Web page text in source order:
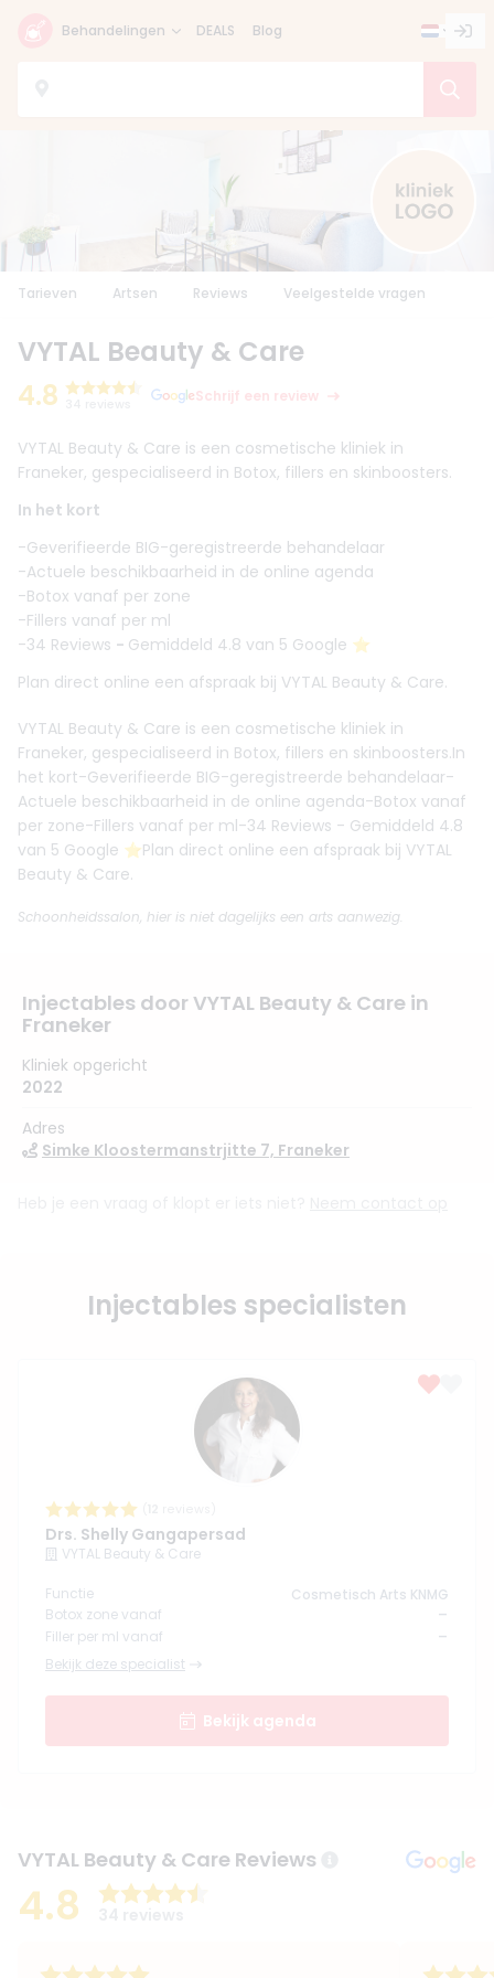
Behandelingen DEALS Blog
Tarieven Artsen Reviews Veelgestelde vragen
VYTAL Beauty & Care
4.8
Schrijf een review
VYTAL Beauty & Care is een cosmetische kliniek in
Franeker, gespecialiseerd in Botox, fillers en skinboosters.
In het kort
-Geverifieerde BIG-geregistreerde behandelaar
-Actuele beschikbaarheid in de online agenda
-Botox vanaf per zone
-Fillers vanaf per ml
-34 Reviews - Gemiddeld 4.8 van 5 Google ⭐️
Plan direct online een afspraak bij VYTAL Beauty & Care.
VYTAL Beauty & Care is een cosmetische kliniek in
Franeker, gespecialiseerd in Botox, fillers en skinboosters.In
het kort-Geverifieerde BIG-geregistreerde behandelaar-
Actuele beschikbaarheid in de online agenda-Botox vanaf
per zone-Fillers vanaf per ml-34 Reviews - Gemiddeld 4.8
van 5 Google ⭐️Plan direct online een afspraak bij VYTAL
Beauty & Care.
Schoonheidssalon, hier is niet dagelijks een arts aanwezig.
Injectables door VYTAL Beauty & Care in
Franeker
Kliniek opgericht
2022
Adres
Simke Kloostermanstrjitte 7, Franeker
Injectables specialisten
Drs. Shelly Gangapersad
VYTAL Beauty & Care
Functie
Cosmetisch Arts KNMG
Botox zone vanaf
-
Filler per ml vanaf -
Bekijk deze specialist
Bekijk agenda
VYTAL Beauty & Care Reviews
4.8